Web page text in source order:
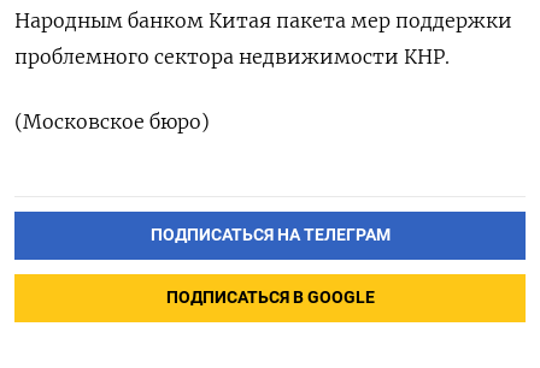
Народным банком Китая пакета мер поддержки
проблемного сектора недвижимости КНР.
(Московское бюро)
ПОДПИСАТЬСЯ НА ТЕЛЕГРАМ
ПОДПИСАТЬСЯ В GOOGLE